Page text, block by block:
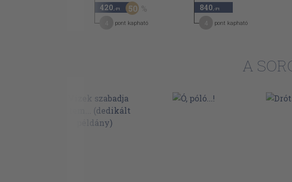
420 ,-Ft 50
pont kapható
840 ,-Ft
pont kapható
A